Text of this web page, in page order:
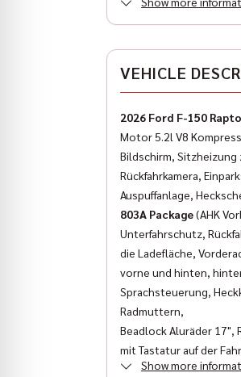
VEHICLE
2026 Ford F-150
Motor 5.2l V8
Bildschirm,
Rückfahrkamera,
Auspuffanlage,
803A Package(AHK
Unterfahrschutz,
die Ladefläche,
vorne und hinten,
Sprachsteuerung,
Radmuttern,
Beadlock Aluräder 17",
mit Tastatur auf der
Wir sind der Münchner
Show more